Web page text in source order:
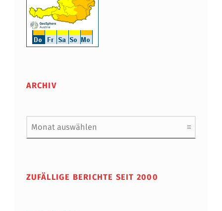
ARCHIV
Archiv
ZUFÄLLIGE BERICHTE SEIT 2000